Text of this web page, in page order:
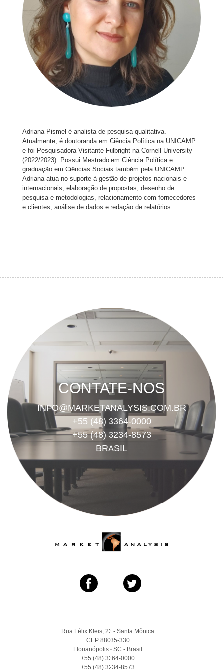
Adriana Pismel é analista de pesquisa qualitativa.
Atualmente, é doutoranda em Ciência Política na UNICAMP
e foi Pesquisadora Visitante Fulbright na Cornell University
(2022/2023). Possui Mestrado em Ciência Política e
graduação em Ciências Sociais também pela UNICAMP.
Adriana atua no suporte à gestão de projetos nacionais e
internacionais, elaboração de propostas, desenho de
pesquisa e metodologias, relacionamento com fornecedores
e clientes, análise de dados e redação de relatórios.
CONTATE-NOS
INFO@MARKETANALYSIS.COM.BR
+55 (48) 3364-0000
+55 (48) 3234-8573
BRASIL
Rua Félix Kleis, 23 - Santa Mônica
CEP 88035-330
Florianópolis - SC - Brasil
+55 (48) 3364-0000
+55 (48) 3234-8573